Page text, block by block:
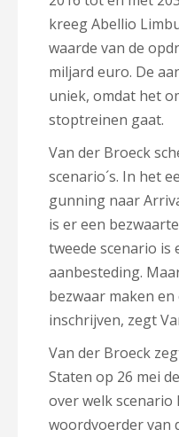
kreeg Abellio
waarde van de
miljard euro. De
uniek, omdat het
stoptreinen gaat.
Van der Broeck
scenario´s. In het
gunning naar
is er een
tweede scenario is
aanbesteding.
bezwaar maken
inschrijven, zegt
Van der Broeck
Staten op 26 mei
over welk scenario
woordvoerder van